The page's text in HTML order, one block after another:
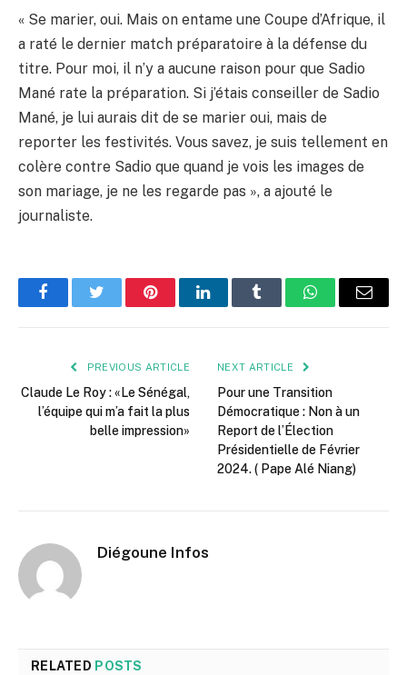
« Se marier, oui. Mais on entame une Coupe d’Afrique, il
a raté le dernier match préparatoire à la défense du
titre. Pour moi, il n’y a aucune raison pour que Sadio
Mané rate la préparation. Si j’étais conseiller de Sadio
Mané, je lui aurais dit de se marier oui, mais de
reporter les festivités. Vous savez, je suis tellement en
colère contre Sadio que quand je vois les images de
son mariage, je ne les regarde pas », a ajouté le
journaliste.
FacebookTwitter PinterestLinkedInTumblr WhatsAppEmail
PREVIOUS ARTICLE
Claude Le Roy : «Le Sénégal,
l’équipe qui m’a fait la plus
belle impression»
NEXT ARTICLE
Pour une Transition
Démocratique : Non à un
Report de l’Élection
Présidentielle de Février
2024. ( Pape Alé Niang)
Diégoune Infos
RELATED POSTS